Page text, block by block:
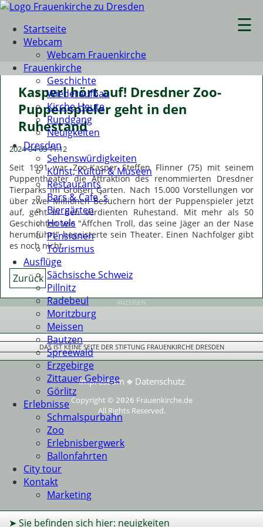
☰
Startseite
Webcam
Webcam Frauenkirche
Frauenkirche
Geschichte
Wiederaufbau
Kirche Heute
Rundgang
Neuigkeiten
Dresden
Sehenswürdigkeiten
Kunst, Kultur & Museen
Restaurants
Bars & Cafe´s
Biergärten
Hotels
Pensionen
Tourismus
Ausflüge
Sächsische Schweiz
Pillnitz
Radebeul
Moritzburg
Meissen
Bautzen
Spreewald
Erzgebirge
Zittauer Gebirge
Görlitz
Erlebnisse
Schmalspurbahn
Zoo
Erlebnisbergwerk
Ballonfahrten
City tour
Kontakt
Marketing
➤ Sie befinden sich hier: neuigkeiten
Kasperl hört auf! Dresdner Zoo-
Puppenspieler geht in den
Ruhestand
2024-04-05 11:12
Seit 1991 war Zoo-Kasper Steffen Flinner (75) mit seinem
Puppentheater die Attraktion des renommierten Dresdner
Tierparks im Großen Garten. Nach 15.000 Vorstellungen vor
über zwei Millionen Besuchern hört der Puppenspieler jetzt
auf, geht in den verdienten Ruhestand. Mit mehr als 50
Geschichten wie "Äffchen Troll, das seine Jäger an der Nase
herumführt" begeisterte sein Theater. Einen Nachfolger gibt
es noch nicht.
Zurück
ANZEIGEN
DAS IST KEINE SEITE DER STIFTUNG FRAUENKIRCHE DRESDEN
Impressum ❖ Datenschutz
Copyright © 2026 Frauenkirche.de
All Rights Reserved.